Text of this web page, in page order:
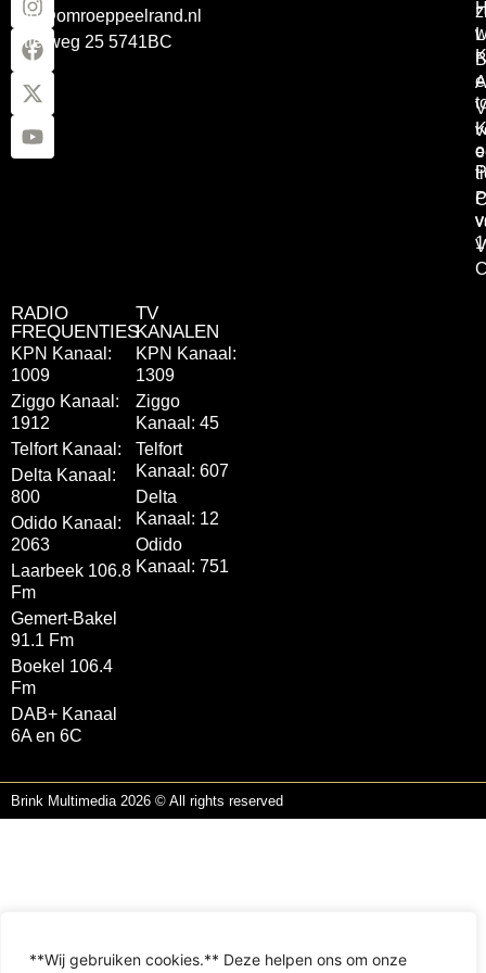
**Wij gebruiken cookies.** Deze helpen ons om onze
info@omroeppeelrand.nl
Otterweg 25 5741BC
RADIO
FREQUENTIES
KPN Kanaal:
1009
Ziggo Kanaal:
1912
Telfort Kanaal:
Delta Kanaal:
800
Odido Kanaal:
2063
Laarbeek 106.8
Fm
Gemert-Bakel
91.1 Fm
Boekel 106.4
Fm
DAB+ Kanaal
6A en 6C
TV
KANALEN
KPN Kanaal:
1309
Ziggo
Kanaal: 45
Telfort
Kanaal: 607
Delta
Kanaal: 12
Odido
Kanaal: 751
Brink Multimedia 2026 © All rights reserved